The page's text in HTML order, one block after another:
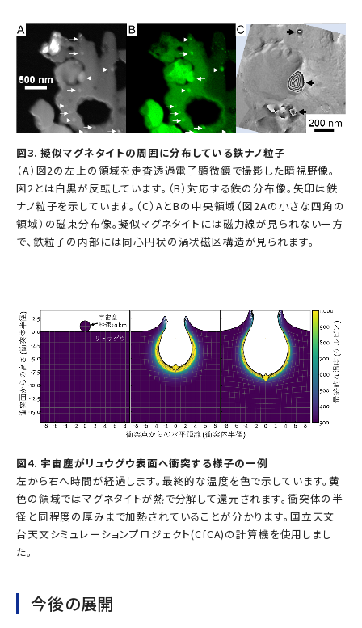
図3. 擬似マグネタイトの周囲に分布している鉄ナノ粒子
（A）図2の左上の領域を走査透過電子顕微鏡で撮影した暗視野像。
図2とは白黒が反転しています。（B）対応する鉄の分布像。矢印は鉄
ナノ粒子を示しています。（C）AとBの中央領域（図2Aの小さな四角の
領域）の磁束分布像。擬似マグネタイトには磁力線が見られない一方
で、鉄粒子の内部には同心円状の渦状磁区構造が見られます。
図4. 宇宙塵がリュウグウ表面へ衝突する様子の一例
左から右へ時間が経過します。最終的な温度を色で示しています。黄
色の領域ではマグネタイトが熱で分解して還元されます。衝突体の半
径と同程度の厚みまで加熱されていることが分かります。国立天文
台天文シミュレーションプロジェクト(CfCA)の計算機を使用しまし
た。
今後の展開